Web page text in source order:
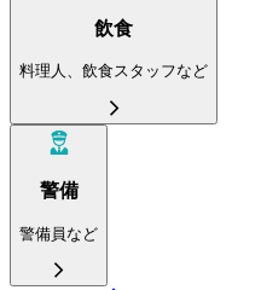
飲食
料理人、飲食スタッフなど
警備
警備員など